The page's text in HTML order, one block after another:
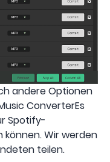
andere Optionen
ConverterEs
Spotify-
können. Wir werden
teilen.